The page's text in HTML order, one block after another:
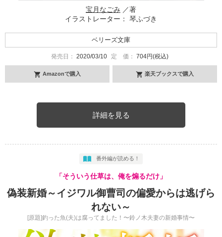
宝月なごみ ／著
イラストレーター： 琴ふづき
ベリーズ文庫
発売日： 2020/03/10 定 価： 704円(税込)
Amazonで購入 楽天ブックスで購入
詳細を見る
番外編が読める！
「そういう仕草は、俺を煽るだけ」
偽装新婚～イジワル御曹司の偏愛からは逃げら
れない～
[原題]釣った魚(夫)は腐ってました！〜鈴ノ木夫妻の新婚事情〜